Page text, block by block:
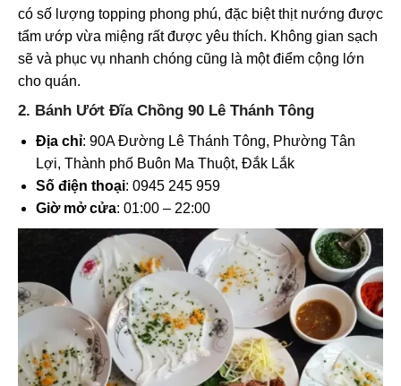
có số lượng topping phong phú, đặc biệt thịt nướng được
tẩm ướp vừa miệng rất được yêu thích. Không gian sạch
sẽ và phục vụ nhanh chóng cũng là một điểm cộng lớn
cho quán.
2. Bánh Ướt Đĩa Chồng 90 Lê Thánh Tông
Địa chỉ: 90A Đường Lê Thánh Tông, Phường Tân
Lợi, Thành phố Buôn Ma Thuột, Đắk Lắk
Số điện thoại: 0945 245 959
Giờ mở cửa: 01:00 – 22:00